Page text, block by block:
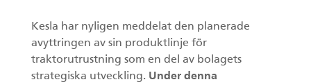
Kesla har nyligen meddelat den planerade
avyttringen av sin produktlinje för
traktorutrustning som en del av bolagets
strategiska utveckling. Under denna